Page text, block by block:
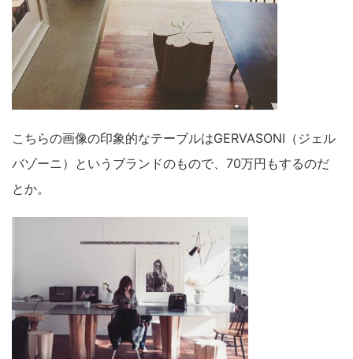
こちらの画像の印象的なテーブルはGERVASONI（ジェル
バゾーニ）というブランドのもので、70万円もするのだ
とか。